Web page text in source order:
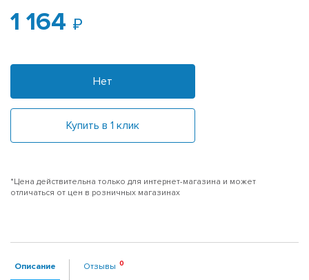
1 164
Нет
Купить в 1 клик
*Цена действительна только для интернет-магазина и может
отличаться от цен в розничных магазинах
Описание Отзывы